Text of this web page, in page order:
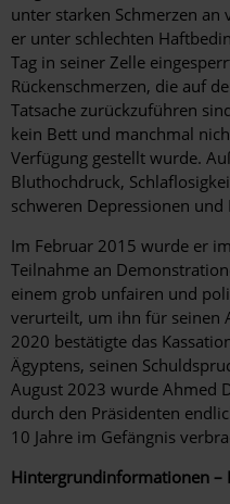
unter starken Schmerzen an
er unter schlechten
Tag in seiner Zelle
Rückenschmerzen, die auf
Tatsache zurückzuführen
kein Bett und manchmal
Verfügung gestellt wurde.
Bluthochdruck,
schweren Depressionen und
Im Februar 2015 wurde er
Teilnahme an
einem grob unfairen und
verurteilt, um ihn für seinen
2020 bestätigte das
Ägyptens, seinen
August 2023 wurde Ahmed
durch den Präsidenten
10 Jahre im Gefängnis
Hintergrundinformationen –